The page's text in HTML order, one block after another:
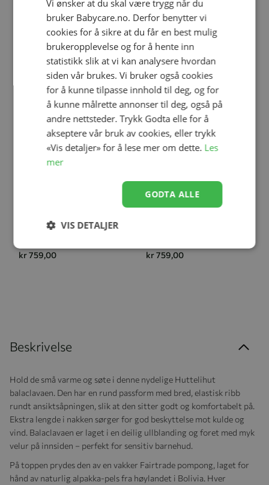
Beskrivelse
Hold de små varme og søte i denne nydelige Huttelihut
balaclavaen. Den har en rund passform med bred, elastisk ribb
rundt ansiktsåpningen, slik at den sitter godt og komfortabelt på.
Ekstra lengde i nakken sørger for god beskyttelse mot kulde og
vind. Balaclavaen er laget i en deilig ullblanding og foret med myk
velur på innsiden – perfekt for sensitiv barnehud.
På toppen prydes den av en vakker Fairtrade pompong, laget for
hånd av naturlig alpakka-pels fra høylandet i Bolivia. Hver
Relaterte produkter
Legg til
Huttelihut Balaclava
Beetle
kr 759,00
Legg til
2-4 år
4-6 år
kr 759,00
Vi ønsker at du skal være trygg når du
bruker Babycare.no. Derfor benytter vi
cookies for å sikre at du får en best mulig
brukeropplevelse og for å hente inn
statistikk slik at vi kan analysere hvordan
siden vår brukes. Vi bruker også cookies
for å kunne tilpasse innhold til deg, og for
å kunne målrette annonser til deg, også på
andre nettsteder. Trykk Godta elle for å
akseptere vår bruk av cookies, eller trykk
«Vis detaljer» for å lese mer om dette. Les
mer
GODTA ALLE
VIS DETALJER